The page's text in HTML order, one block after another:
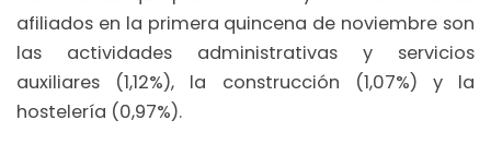
afiliados en la primera quincena de noviembre son
las actividades administrativas y servicios
auxiliares (1,12%), la construcción (1,07%) y la
hostelería (0,97%).